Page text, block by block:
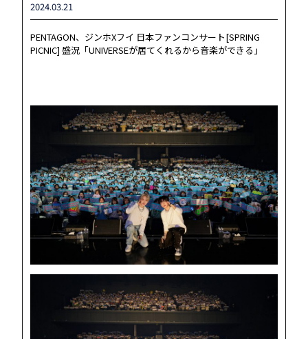
2024.03.21
PENTAGON、ジンホXフイ 日本ファンコンサート[SPRING
PICNIC] 盛況「UNIVERSEが居てくれるから音楽ができる」